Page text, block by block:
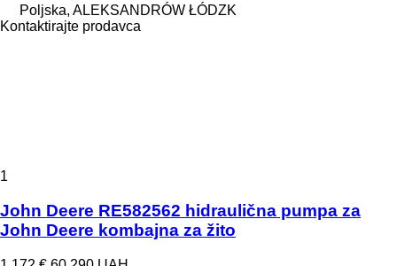
Poljska, ALEKSANDRÓW ŁÓDZK
Kontaktirajte prodavca
1
John Deere RE582562 hidraulična pumpa za
John Deere kombajna za žito